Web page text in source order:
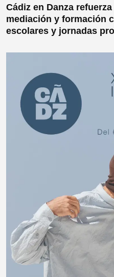
Cádiz en Danza
mediación y formación
escolares y jornadas